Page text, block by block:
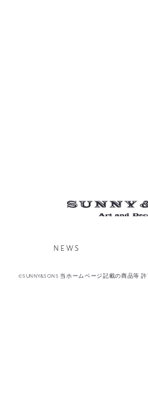
NEWS
©SUNNY&SONS 当ホームページ記載の商品等